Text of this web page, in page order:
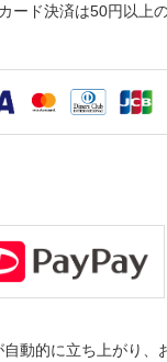
ード決済は50円以上
動的に立ち上がり、